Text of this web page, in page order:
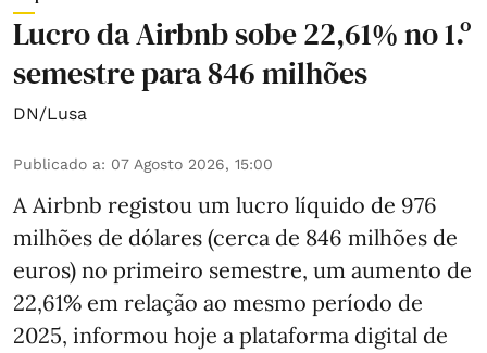
Lucro da Airbnb sobe 22,61% no 1.º
semestre para 846 milhões
DN/Lusa
Publicado a: 07 Agosto 2026, 15:00
A Airbnb registou um lucro líquido de 976
milhões de dólares (cerca de 846 milhões de
euros) no primeiro semestre, um aumento de
22,61% em relação ao mesmo período de
2025, informou hoje a plataforma digital de